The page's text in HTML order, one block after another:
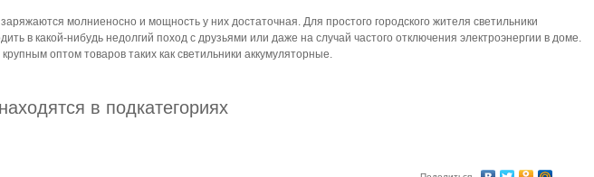
молниеносно и мощность у них достаточная. Для простого городского жителя светильники
в какой-нибудь недолгий поход с друзьями или даже на случай частого отключения электроэнергии в доме.
оптом товаров таких как светильники аккумуляторные.
в подкатегориях